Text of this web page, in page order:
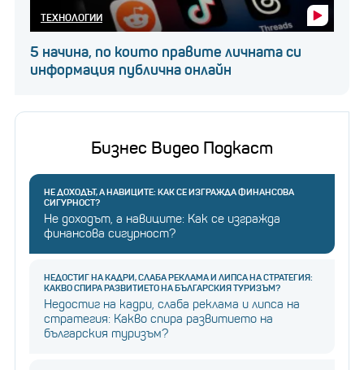
ТЕХНОЛОГИИ
5 начина, по които правите личната си
информация публична онлайн
Бизнес Видео Подкаст
НЕ ДОХОДЪТ, А НАВИЦИТЕ: КАК СЕ ИЗГРАЖДА ФИНАНСОВА
СИГУРНОСТ?
Не доходът, а навиците: Как се изгражда
финансова сигурност?
НЕДОСТИГ НА КАДРИ, СЛАБА РЕКЛАМА И ЛИПСА НА СТРАТЕГИЯ:
КАКВО СПИРА РАЗВИТИЕТО НА БЪЛГАРСКИЯ ТУРИЗЪМ?
Недостиг на кадри, слаба реклама и липса на
стратегия: Какво спира развитието на
българския туризъм?